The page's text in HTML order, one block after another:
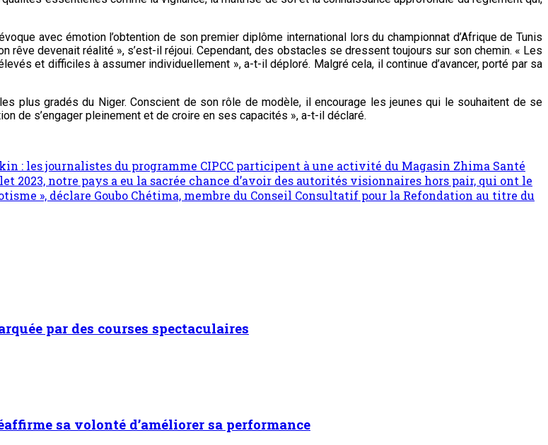
avec émotion l’obtention de son premier diplôme international lors du championnat d’Afrique de Tunis
rêve devenait réalité », s’est-il réjoui. Cependant, des obstacles se dressent toujours sur son chemin. « Les
et difficiles à assumer individuellement », a-t-il déploré. Malgré cela, il continue d’avancer, porté par sa
plus gradés du Niger. Conscient de son rôle de modèle, il encourage les jeunes qui le souhaitent de se
de s’engager pleinement et de croire en ses capacités », a-t-il déclaré.
: les journalistes du programme CIPCC participent à une activité du Magasin Zhima Santé
2023, notre pays a eu la sacrée chance d’avoir des autorités visionnaires hors pair, qui ont le
», déclare Goubo Chétima, membre du Conseil Consultatif pour la Refondation au titre du
par des courses spectaculaires
sa volonté d’améliorer sa performance